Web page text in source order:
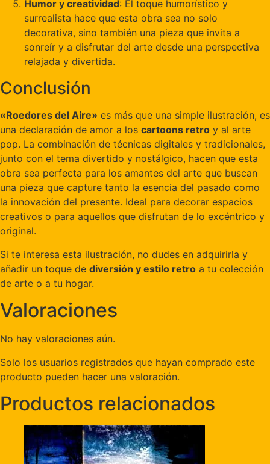
Humor y creatividad: El toque humorístico y
surrealista hace que esta obra sea no solo
decorativa, sino también una pieza que invita a
sonreír y a disfrutar del arte desde una perspectiva
relajada y divertida.
Conclusión
«Roedores del Aire» es más que una simple ilustración, es
una declaración de amor a los cartoons retro y al arte
pop. La combinación de técnicas digitales y tradicionales,
junto con el tema divertido y nostálgico, hacen que esta
obra sea perfecta para los amantes del arte que buscan
una pieza que capture tanto la esencia del pasado como
la innovación del presente. Ideal para decorar espacios
creativos o para aquellos que disfrutan de lo excéntrico y
original.
Si te interesa esta ilustración, no dudes en adquirirla y
añadir un toque de diversión y estilo retro a tu colección
de arte o a tu hogar.
Valoraciones
No hay valoraciones aún.
Solo los usuarios registrados que hayan comprado este
producto pueden hacer una valoración.
Productos relacionados